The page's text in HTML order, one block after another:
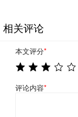
相关评论
本文评分*
评论内容*